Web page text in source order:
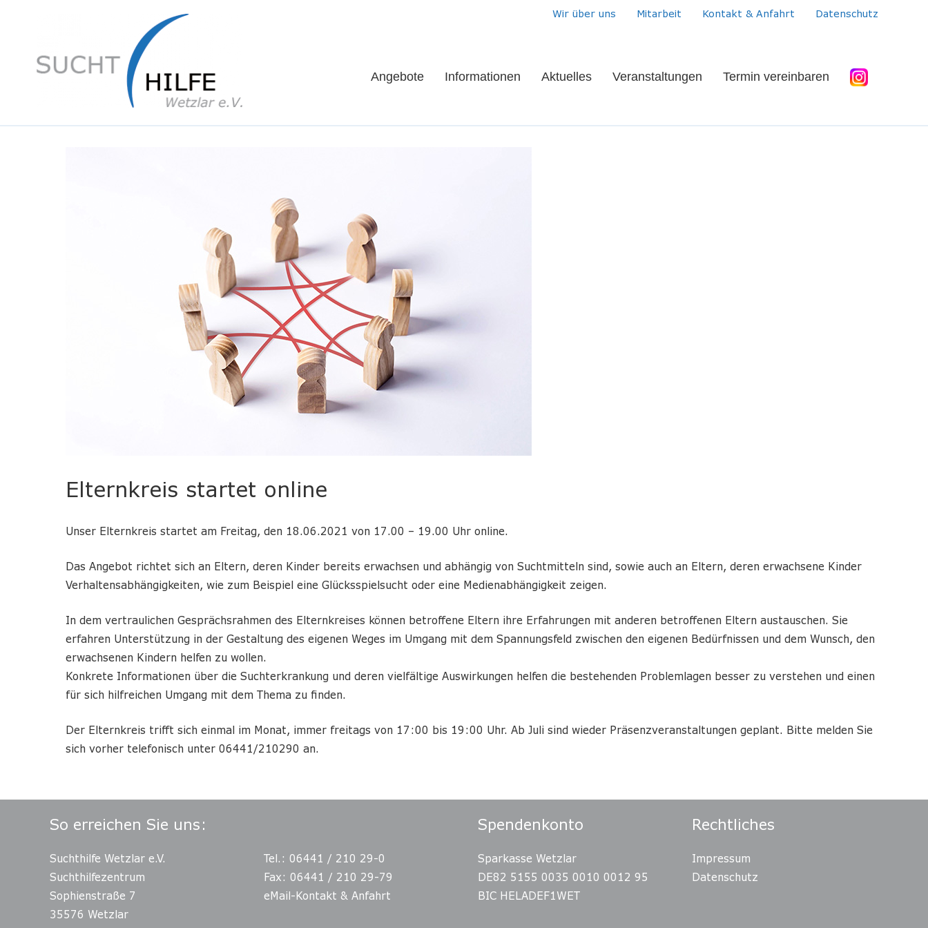
Wir über uns Mitarbeit Kontakt & Anfahrt Datenschutz
Angebote Informationen Aktuelles Veranstaltungen Termin vereinbaren
Elternkreis startet online
Unser Elternkreis startet am Freitag, den 18.06.2021 von 17.00 – 19.00 Uhr online.
Das Angebot richtet sich an Eltern, deren Kinder bereits erwachsen und abhängig von Suchtmitteln sind, sowie auch an Eltern, deren erwachsene Kinder
Verhaltensabhängigkeiten, wie zum Beispiel eine Glücksspielsucht oder eine Medienabhängigkeit zeigen.
In dem vertraulichen Gesprächsrahmen des Elternkreises können betroffene Eltern ihre Erfahrungen mit anderen betroffenen Eltern austauschen. Sie
erfahren Unterstützung in der Gestaltung des eigenen Weges im Umgang mit dem Spannungsfeld zwischen den eigenen Bedürfnissen und dem Wunsch, den
erwachsenen Kindern helfen zu wollen.
Konkrete Informationen über die Suchterkrankung und deren vielfältige Auswirkungen helfen die bestehenden Problemlagen besser zu verstehen und einen
für sich hilfreichen Umgang mit dem Thema zu finden.
Der Elternkreis trifft sich einmal im Monat, immer freitags von 17:00 bis 19:00 Uhr. Ab Juli sind wieder Präsenzveranstaltungen geplant. Bitte melden Sie
sich vorher telefonisch unter 06441/210290 an.
So erreichen Sie uns:
Suchthilfe Wetzlar e.V.
Suchthilfezentrum
Sophienstraße 7
35576 Wetzlar
Tel.: 06441 / 210 29-0
Fax: 06441 / 210 29-79
eMail-Kontakt & Anfahrt
Spendenkonto
Sparkasse Wetzlar
DE82 5155 0035 0010 0012 95
BIC HELADEF1WET
Rechtliches
Impressum
Datenschutz